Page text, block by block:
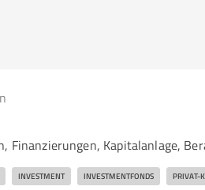
Finanzierungen, Kapitalanlage,
INVESTMENT INVESTMENTFONDS PRIVAT-